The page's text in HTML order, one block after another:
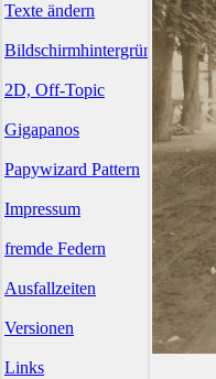
Texte ändern
Bildschirmhintergründe
2D, Off-Topic
Gigapanos
Papywizard Pattern
Impressum
fremde Federn
Ausfallzeiten
Versionen
Links